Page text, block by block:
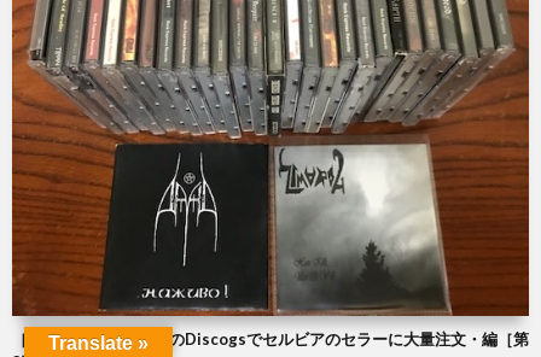
［海外通販記］初挑戦のDiscogsでセルビアのセラーに大量注文・編［第
Translate »